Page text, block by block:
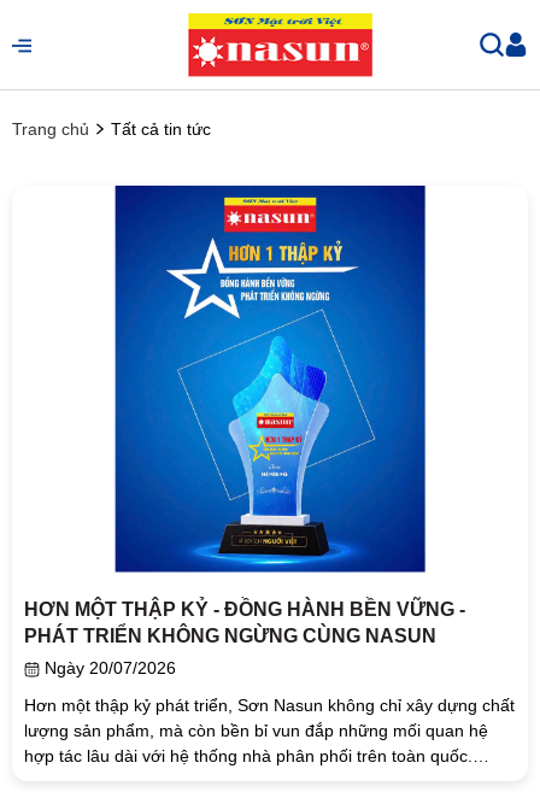
Trang chủ Tất cả tin tức
HƠN MỘT THẬP KỶ - ĐỒNG HÀNH BỀN VỮNG -
PHÁT TRIỂN KHÔNG NGỪNG CÙNG NASUN
Ngày 20/07/2026
Hơn một thập kỷ phát triển, Sơn Nasun không chỉ xây dựng chất
lượng sản phẩm, mà còn bền bỉ vun đắp những mối quan hệ
hợp tác lâu dài với hệ thống nhà phân phối trên toàn quốc.